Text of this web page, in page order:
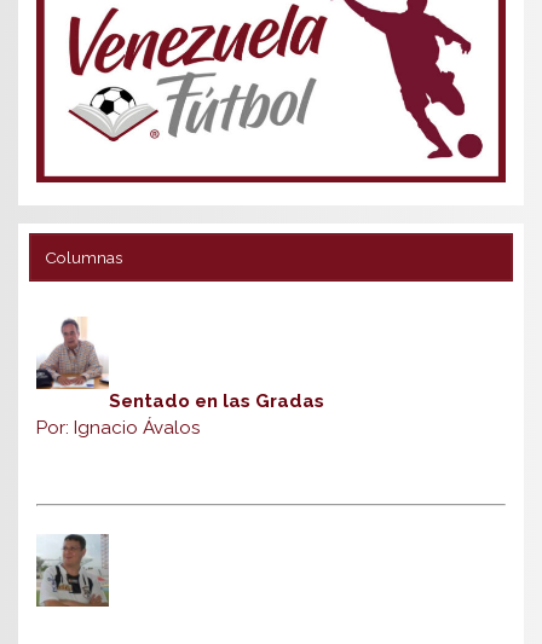
Columnas
Sentado en las Gradas
Por: Ignacio Ávalos